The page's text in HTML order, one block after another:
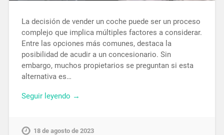
La decisión de vender un coche puede ser un proceso
complejo que implica múltiples factores a considerar.
Entre las opciones más comunes, destaca la
posibilidad de acudir a un concesionario. Sin
embargo, muchos propietarios se preguntan si esta
alternativa es…
Seguir leyendo →
18 de agosto de 2023